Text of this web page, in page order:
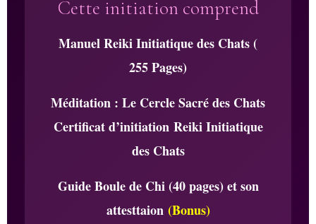
Cette initiation comprend
Manuel Reiki Initiatique des Chats (
255 Pages)
Méditation : Le Cercle Sacré des Chats
Certificat d’initiation Reiki Initiatique
des Chats
Guide Boule de Chi (40 pages) et son
attesttaion (Bonus)